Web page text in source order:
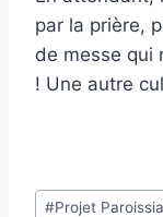
par la prière,
de messe qui
! Une autre
Étiquettes
#Projet